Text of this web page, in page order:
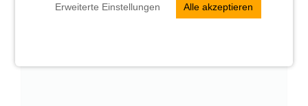
Erweiterte Einstellungen Alle akzeptieren